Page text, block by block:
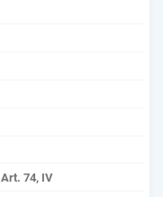
Art. 74, IV